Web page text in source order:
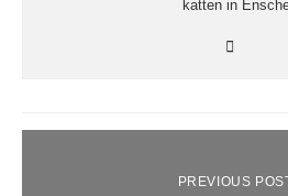
katten in
PREVIOUS